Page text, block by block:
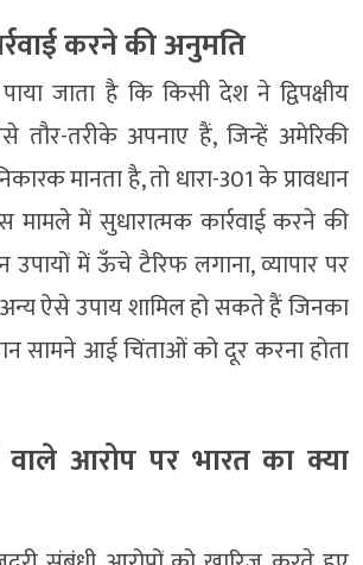
करने की अनुमति
जाता है कि किसी देश ने द्विपक्षीय
तौर-तरीके अपनाए हैं, जिन्हें अमेरिकी
मानता है, तो धारा-301 के प्रावधान
मामले में सुधारात्मक कार्रवाई करने की
उपायों में ऊँचे टैरिफ लगाना, व्यापार पर
अन्य ऐसे उपाय शामिल हो सकते हैं जिनका
सामने आई चिंताओं को दूर करना होता
आरोप पर भारत का क्या